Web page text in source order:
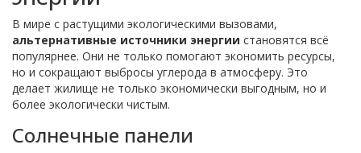
В мире с растущими экологическими вызовами,
альтернативные источники энергии становятся всё
популярнее. Они не только помогают экономить ресурсы,
но и сокращают выбросы углерода в атмосферу. Это
делает жилище не только экономически выгодным, но и
более экологически чистым.
Солнечные панели